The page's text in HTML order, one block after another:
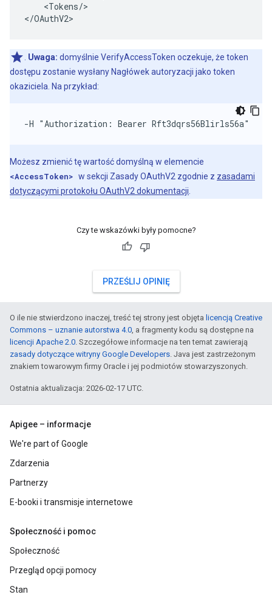
    <Tokens/>
</OAuthV2>
Uwaga: domyślnie VerifyAccessToken oczekuje, że token
dostępu zostanie wysłany Nagłówek autoryzacji jako token
okaziciela. Na przykład:
-H "Authorization: Bearer Rft3dqrs56Blirls56a"
Możesz zmienić tę wartość domyślną w elemencie
<AccessToken> w sekcji Zasady OAuthV2 zgodnie z zasadami
dotyczącymi protokołu OAuthV2 dokumentacji
Czy te wskazówki były pomocne?
PRZEŚLIJ OPINIĘ
O ile nie stwierdzono inaczej, treść tej strony jest objęta licencją Creative
Commons – uznanie autorstwa 4.0 , a fragmenty kodu są dostępne na
licencji Apache 2.0 . Szczegółowe informacje na ten temat zawierają
zasady dotyczące witryny Google Developers . Java jest zastrzeżonym
znakiem towarowym firmy Oracle i jej podmiotów stowarzyszonych.
Ostatnia aktualizacja: 2026-02-17 UTC.
Apigee – informacje
We're part of Google
Zdarzenia
Partnerzy
E-booki i transmisje internetowe
Społeczność i pomoc
Społeczność
Przegląd opcji pomocy
Stan